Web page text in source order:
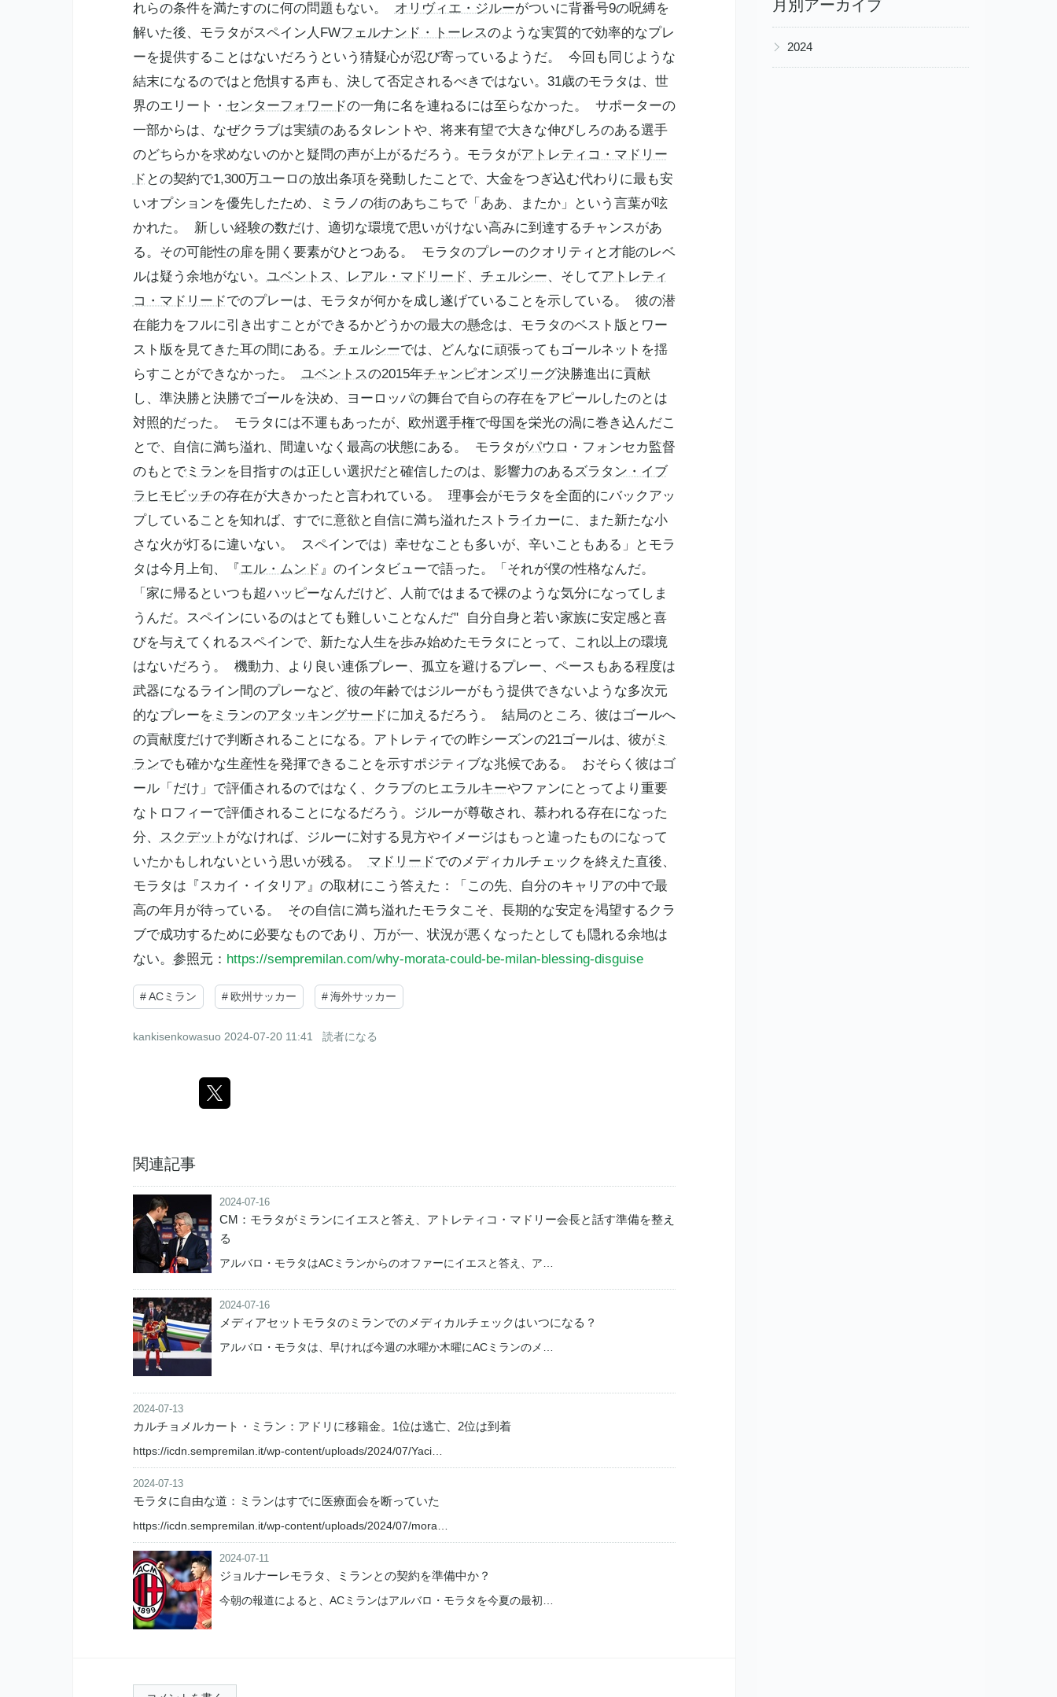
れらの条件を満たすのに何の問題もない。 オリヴィエ・ジルーがついに背番号9の呪縛を
解いた後、モラタがスペイン人FWフェルナンド・トーレスのような実質的で効率的なプレ
ーを提供することはないだろうという猜疑心が忍び寄っているようだ。 今回も同じような
結末になるのではと危惧する声も、決して否定されるべきではない。31歳のモラタは、世
界のエリート・ センターフォワードの一角に名を連ねるには至らなかった。 サポーターの
一部からは、なぜクラブは実績のあるタレントや、将来有望で大きな伸びしろのある選手
のどちらかを求めないのかと疑問の声が上がるだろう。モラタがアトレティコ・マドリー
ド との契約で1,300万ユーロの放出条項を発動したことで、大金をつぎ込む代わりに最も安
いオプションを優先したため、ミラノの街のあちこちで「ああ、またか」という言葉が呟
かれた。 新しい経験の数だけ、適切な環境で思いがけない高みに到達するチャンスがあ
る。その可能性の扉を開く要素がひとつある。 モラタのプレーのクオリティと才能のレベ
ルは疑う余地がない。 ユベントス 、 レアル・マドリード 、 チェルシー、そしてアトレティ
コ・マドリードでのプレーは、モラタが何かを成し遂げていることを示している。 彼の潜
在能力をフルに引き出すことができるかどうかの最大の懸念は、モラタのベスト版とワー
スト版を見てきた耳の間にある。 チェルシーでは、どんなに頑張ってもゴールネットを揺
らすことができなかった。 ユベントスの2015年チャンピオンズリーグ決勝進出に貢献
し、準決勝と決勝でゴールを決め、ヨーロッパの舞台で自らの存在をアピールしたのとは
対照的だった。 モラタには不運もあったが、 欧州選手権で母国を栄光の渦に巻き込んだこ
とで、自信に満ち溢れ、間違いなく最高の状態にある。 モラタがパウロ ・フォンセカ監督
のもとでミランを目指すのは正しい選択だと確信したのは、影響力のある ズラタン・イブ
ラヒモビッチの存在が大きかったと言われている。 理事会がモラタを全面的にバックアッ
プしていることを知れば、すでに意欲と自信に満ち溢れたストラ イカーに、また新たな小
さな火が灯るに違いない。 スペインでは）幸せなことも多いが、辛いこともある」とモラ
タは今月上旬、『エル・ムンド 』のインタビューで語った。「それが僕の性格なんだ。
「家に帰るといつも超ハッピーなんだけど、人前ではまるで裸のような気分になってしま
うんだ。スペインにいるのはとても難しいことなんだ" 自分自身と若い家族に安定感と喜
びを与えてくれるスペインで、新たな人生を歩み始めたモラタにとって、これ以上の環境
はないだろう。 機動力、より良い連係プレー、孤立を避けるプレー、ペースもある程度は
武器になるライン間のプレーなど、彼の年齢ではジルーがもう提供できないような多次元
的なプレーを ミランのアタッキングサードに加えるだろう。 結局のところ、彼はゴールへ
の貢献度だけで判断されることになる。アトレティでの昨シーズンの21ゴールは、彼がミ
ランでも確かな生産性を発揮できることを示すポジティブな兆候である。 おそらく彼はゴ
ール「だけ」で評価されるのではなく、クラブのヒエラルキーやファンにとってより重要
なトロフィーで評価されることになるだろう。ジルーが尊敬され、慕われる存在になった
分、
スクデット がなければ、ジルーに対する見方やイメージはもっと違ったものになって
いたかもしれないという思いが残る。 マドリードでのメディカルチェックを終えた直後、
モラタは『スカイ・イタリア』の取材にこう答えた：「この先、自分のキャリアの中で最
高の年月が待っている。 その自信に満ち溢れたモラタこそ、長期的な安定を渇望するクラ
ブで成功するために必要なものであり、万が一、状況が悪くなったとしても隠れる余地は
ない。 参照元 ： https://sempremilan.com/why-morata-could-be-milan-blessing-disguise
# ACミラン # 欧州サッカー # 海外サッカー
kankisenkowasuo 2024-07-20 11:41 読者になる
関連記事
2024-07-16
CM：モラタがミランにイエスと答え、アトレティコ・マドリー会長と話す準備を整え
る
アルバロ・モラタはACミランからのオファーにイエスと答え、ア…
2024-07-16
メディアセットモラタのミランでのメディカルチェックはいつになる？
アルバロ・モラタは、早ければ今週の水曜か木曜にACミランのメ…
2024-07-13
カルチョメルカート・ミラン：アドリに移籍金。1位は逃亡、2位は到着
https://icdn.sempremilan.it/wp-content/uploads/2024/07/Yaci…
2024-07-13
モラタに自由な道：ミランはすでに医療面会を断っていた
https://icdn.sempremilan.it/wp-content/uploads/2024/07/mora…
2024-07-11
ジョルナーレモラタ、ミランとの契約を準備中か？
今朝の報道によると、ACミランはアルバロ・モラタを今夏の最初…
月別アーカイブ
▶ 2024